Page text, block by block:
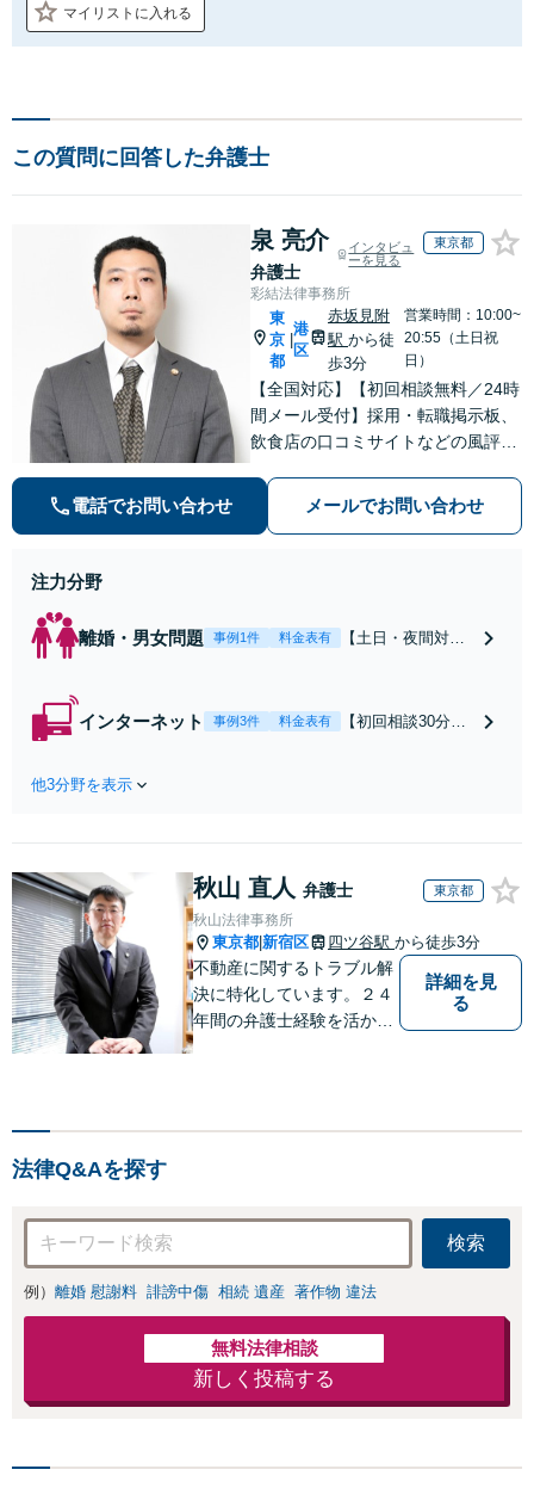
マイリストに入れる
この質問に回答した弁護士
泉 亮介
弁護士
インタビュ
ーを見る
東京都
彩結法律事務所
東
京
都
港
区
赤坂見附
駅 から徒
歩3分
営業時間：10:00~
20:55（土日祝
日）
【全国対応】【初回相談無料／24時
間メール受付】採用・転職掲示板、
飲食店の口コミサイトなどの風評被
の種類を問わず相談可。可能な限り
早期対応で駆けつけサポート【労
電話でお問い合わせ メールでお問い合わせ
注力分野
離婚・男女問題 事例1件 料金表有
【土日・夜間対応
れたら、サインす
負担を軽減「弁護
士の交渉で慰謝料
交渉も対応可」
【完全個室対応】
インターネット 事例3件 料金表有
【初回相談30分無
報開示請求をおこ
お店の風評被害対
防止のために尽
力」加害者側の対
応可：開示請求の
意見照会が来たと
きの対処法、被害
他3分野を表示
秋山 直人 弁護士 東京都
秋山法律事務所
東京都 新宿区 四ツ谷駅 から徒歩3分
不動産に関するトラブル解
決に特化しています。２４
年間の弁護士経験を活かし
詳細を見
る
法律Q&Aを探す
検索
例） 離婚 慰謝料 誹謗中傷 相続 遺産 著作物 違法
無料法律相談
新しく投稿する